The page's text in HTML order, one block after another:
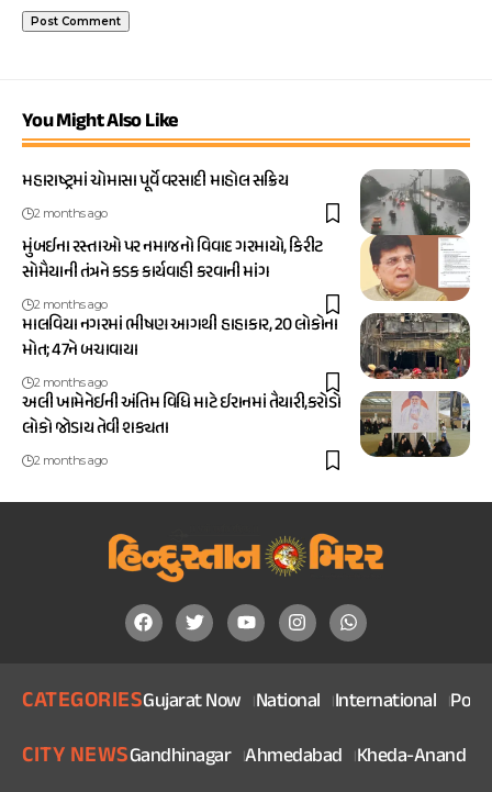
You Might Also Like
મહારાષ્ટ્રમાં ચોમાસા પૂર્વે વરસાદી માહોલ સક્રિય
2 months ago
મુંબઈના રસ્તાઓ પર નમાજનો વિવાદ ગરમાયો, કિરીટ
સોમૈયાની તંત્રને કડક કાર્યવાહી કરવાની માંગ
2 months ago
માલવિયા નગરમાં ભીષણ આગથી હાહાકાર, 20 લોકોના
મોત; 47ને બચાવાયા
2 months ago
અલી ખામેનેઈની અંતિમ વિધિ માટે ઈરાનમાં તૈયારી,કરોડો
લોકો જોડાય તેવી શક્યતા
2 months ago
CATEGORIESGujarat Now National International
CITY NEWSGandhinagar Ahmedabad Kheda-Anand